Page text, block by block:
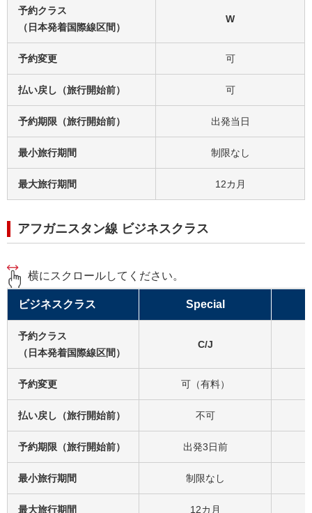
予約クラス
（日本発着国際線区間）
W
予約変更 可
払い戻し（旅行開始前） 可
予約期限（旅行開始前） 出発当日
最小旅行期間 制限なし
最大旅行期間 12カ月
アフガニスタン線 ビジネスクラス
横にスクロールしてください。
ビジネスクラス Special
予約クラス
（日本発着国際線区間）
C/J
予約変更 可（有料）
払い戻し（旅行開始前） 不可
予約期限（旅行開始前） 出発3日前
最小旅行期間 制限なし
最大旅行期間 12カ月